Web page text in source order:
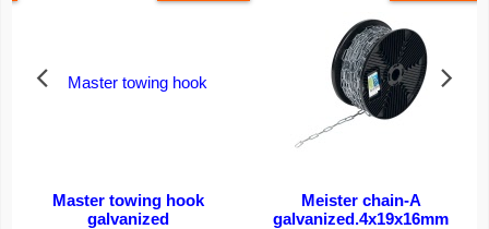
Master towing hook
galvanized
Meister chain-A
galvanized.4x19x16mm